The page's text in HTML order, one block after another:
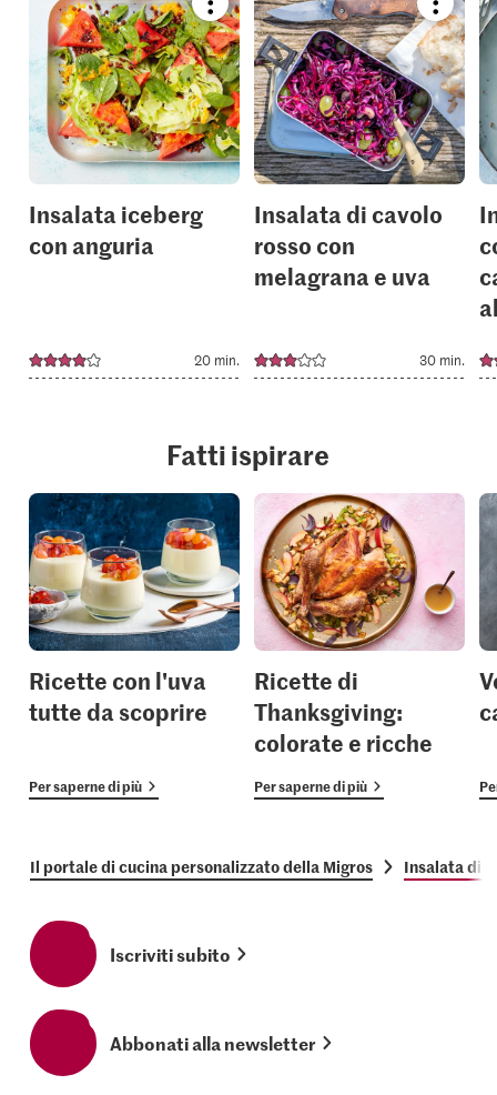
Bookmark
recipe
or
add
it
to
your
collections.
Insalata iceberg
con anguria
20 min.
recipe
or
add
it
to
your
Insalata di cavolo
rosso con
melagrana e uva
30 min.
Fatti ispirare
Ricette con l'uva
tutte da scoprire
Per saperne di più
Ricette di
Thanksgiving:
colorate e ricche
Per saperne di più
Il portale di cucina personalizzato della Migros Insalata di
Iscriviti subito
Abbonati alla newsletter